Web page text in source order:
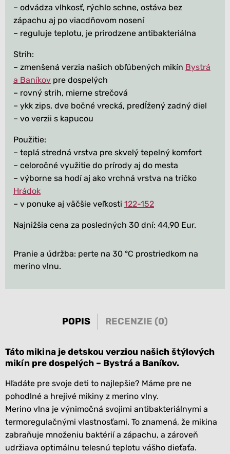
– odvádza vlhkosť, rýchlo schne, ostáva bez
zápachu aj po viacdňovom nosení
– reguluje teplotu, je prirodzene antibakteriálna
Strih:
– zmenšená verzia našich obľúbených mikín Bystrá
a Baníkov pre dospelých
– rovný strih, mierne strečová
– ykk zips, dve bočné vrecká, predĺžený zadný diel
– vo verzii s kapucou
Použitie:
– teplá stredná vrstva pre skvelý tepelný komfort
– celoročné využitie do prírody aj do mesta
– výborne sa hodí aj ako vrchná vrstva na tričko
Hrádok
– v ponuke aj väčšie veľkosti 122-152
Najnižšia cena za posledných 30 dní: 44,90 Eur.
Pranie a údržba: perte na 30 °C prostriedkom na
merino vlnu.
POPIS RECENZIE (0)
Táto mikina je detskou verziou našich štýlových
mikín pre dospelých – Bystrá a Baníkov.
Hľadáte pre svoje deti to najlepšie? Máme pre ne
pohodlné a hrejivé mikiny z merino vlny.
Merino vlna je výnimočná svojimi antibakteriálnymi a
termoregulačnými vlastnosťami. To znamená, že mikina
zabraňuje množeniu baktérií a zápachu, a zároveň
udržiava optimálnu telesnú teplotu vášho dieťaťa.